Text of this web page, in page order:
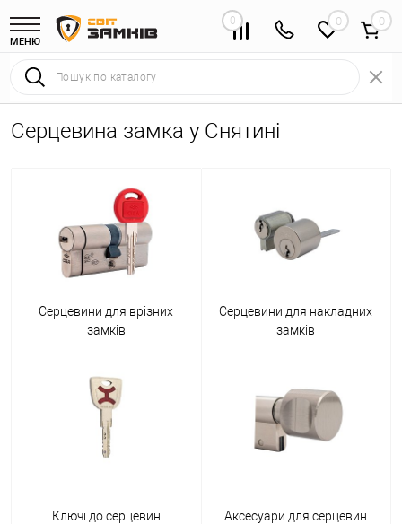
МЕНЮ
0 0
Серцевина замка у Снятині
Серцевини для врізних
замків
Серцевини для накладних
замків
Ключі до серцевин Аксесуари для серцевин